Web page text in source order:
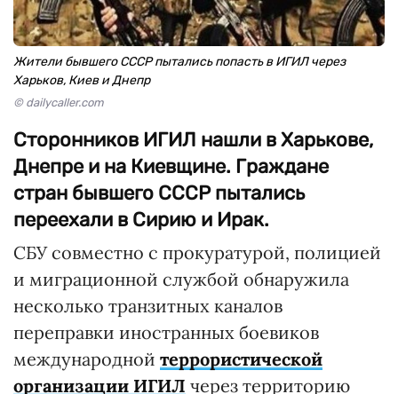
Жители бывшего СССР пытались попасть в ИГИЛ через
Харьков, Киев и Днепр
© dailycaller.com
Сторонников ИГИЛ нашли в Харькове,
Днепре и на Киевщине. Граждане
стран бывшего СССР пытались
переехали в Сирию и Ирак.
СБУ совместно с прокуратурой, полицией
и миграционной службой обнаружила
несколько транзитных каналов
переправки иностранных боевиков
международной террористической
организации ИГИЛ через территорию